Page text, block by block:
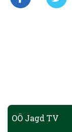
OÖ Jagd TV